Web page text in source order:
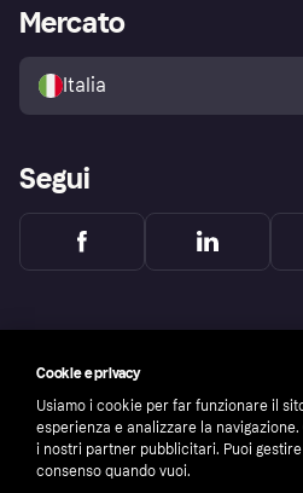
Esplora i negozi
Politica di protezione
dell'acquirente Klarna
Accesso aziende
Mercato
Italia
Segui
Cookie e privacy
Usiamo i cookie per far funzionare il
esperienza e analizzare la
i nostri partner pubblicitari. Puoi
consenso quando vuoi.